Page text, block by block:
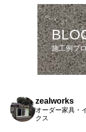
施工例ブ
zealworks
オーダー家具・
クス